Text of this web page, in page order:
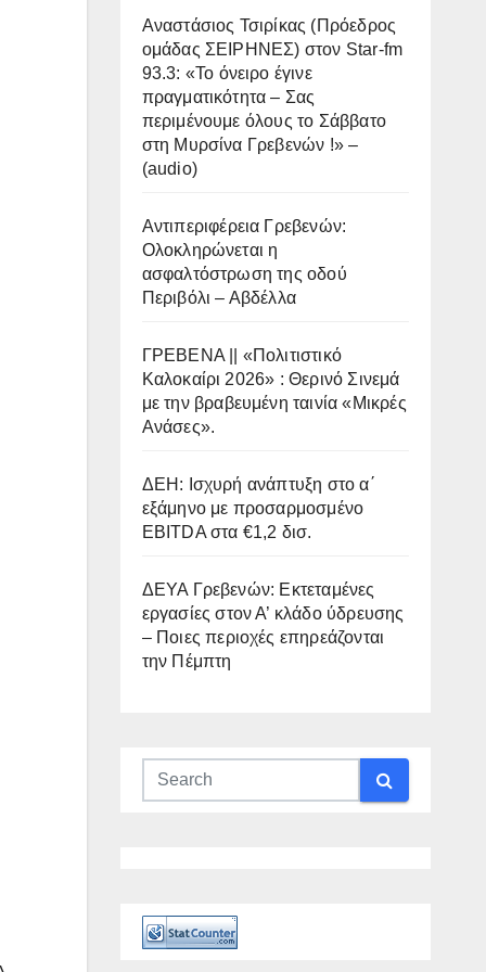
Αναστάσιος Τσιρίκας (Πρόεδρος
ομάδας ΣΕΙΡΗΝΕΣ) στον Star-fm
93.3: «Το όνειρο έγινε
πραγματικότητα – Σας
περιμένουμε όλους το Σάββατο
στη Μυρσίνα Γρεβενών !» –
(audio)
Αντιπεριφέρεια Γρεβενών:
Ολοκληρώνεται η
ασφαλτόστρωση της οδού
Περιβόλι – Αβδέλλα
ΓΡΕΒΕΝΑ || «Πολιτιστικό
Καλοκαίρι 2026» : Θερινό Σινεμά
με την βραβευμένη ταινία «Μικρές
Ανάσες».
ΔΕΗ: Ισχυρή ανάπτυξη στο α΄
εξάμηνο με προσαρμοσμένο
EBITDA στα €1,2 δισ.
ΔΕΥΑ Γρεβενών: Εκτεταμένες
εργασίες στον Α’ κλάδο ύδρευσης
– Ποιες περιοχές επηρεάζονται
την Πέμπτη